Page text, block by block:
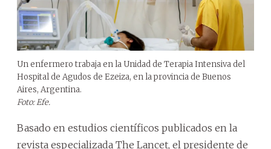
Un enfermero trabaja en la Unidad de Terapia Intensiva del
Hospital de Agudos de Ezeiza, en la provincia de Buenos
Aires, Argentina.
Foto: Efe.
Basado en estudios científicos publicados en la
revista especializada The Lancet, el presidente de